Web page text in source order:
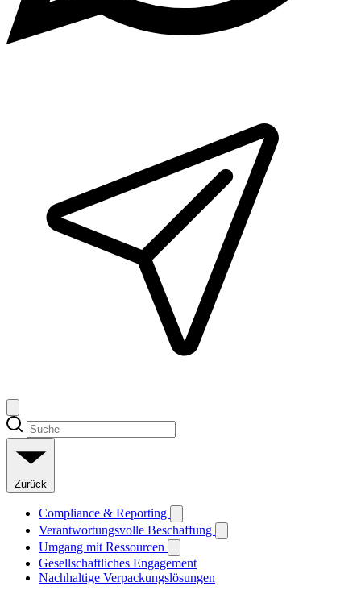
Zurück
Compliance & Reporting
Verantwortungsvolle Beschaffung
Umgang mit Ressourcen
Gesellschaftliches Engagement
Nachhaltige Verpackungslösungen